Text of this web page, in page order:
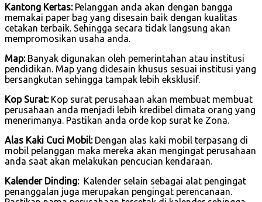
Kantong Kertas:Pelanggan anda akan dengan bangga
memakai paper bag yang disesain baik dengan kualitas
cetakan terbaik. Sehingga secara tidak langsung akan
mempromosikan usaha anda.
Map:Banyak digunakan oleh pemerintahan atau institusi
pendidikan. Map yang didesain khusus sesuai institusi yang
bersangkutan sehingga tampak lebih eksklusif.
Kop Surat:Kop surat perusahaan akan membuat membuat
perusahaan anda menjadi lebih kredibel dimata orang yang
menerimanya. Pastikan anda orde kop surat ke Zona.
Alas Kaki Cuci Mobil:Dengan alas kaki mobil terpasang di
mobil pelanggan maka mereka akan mengingat perusahaan
anda saat akan melakukan pencucian kendaraan.
Kalender Dinding:Kalender selain sebagai alat pengingat
penanggalan juga merupakan pengingat perencanaan.